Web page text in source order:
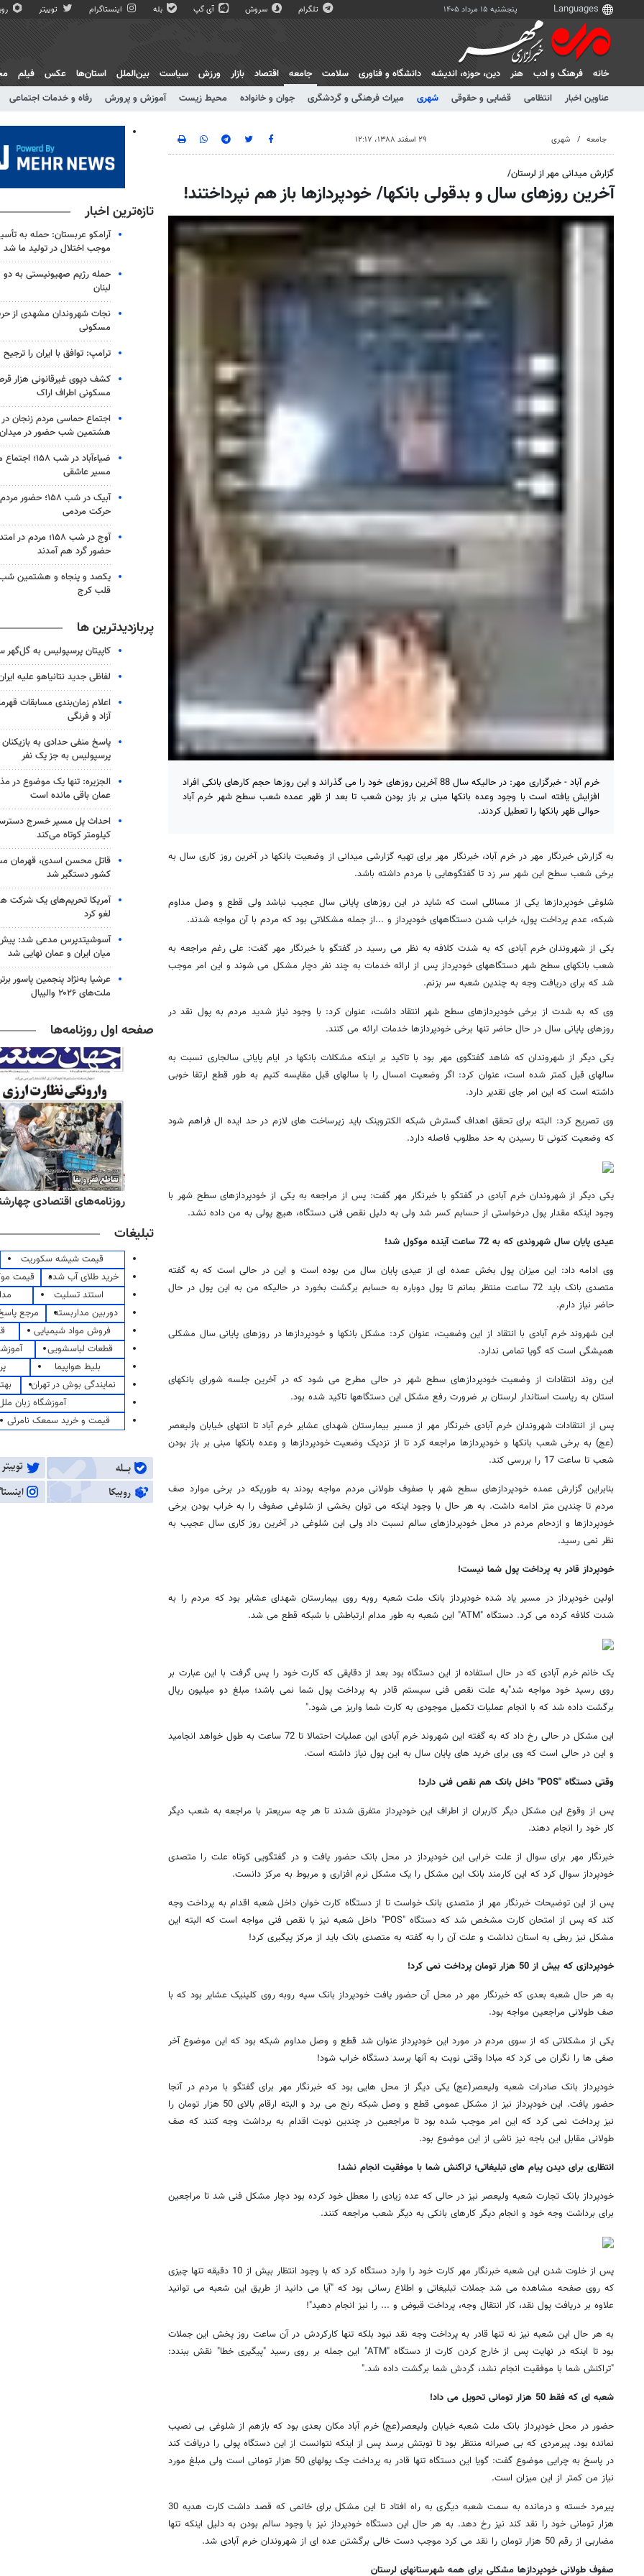
پنجشنبه ۱۵ مرداد ۱۴۰۵ تلگرام سروش آی گپ بله اینستاگرام توییتر
خانه فرهنگ و ادب هنر دين، حوزه، انديشه دانشگاه و فناوری سلامت
جامعه
عناوین اخبار
انتظامی قضایی و حقوقی شهری میراث فرهنگی و گردشگری جوان و خانواده محیط زیست آموزش و پرورش رفاه و خدمات اجتماعی
اقتصاد بازار ورزش سیاست بین‌الملل استان‌ها عکس فیلم
جامعه شهری ۲۹ اسفند ۱۳۸۸، ۱۲:۱۷
گزارش میدانی مهر از لرستان/
آخرین روزهای سال و بدقولی بانکها/ خودپردازها باز هم نپرداختند!
خرم آباد - خبرگزاری مهر: در حالیکه سال 88 آخرین روزهای خود را می گذراند و این روزها حجم کارهای بانکی افراد
افزایش یافته است با وجود وعده بانکها مبنی بر باز بودن شعب تا بعد از ظهر عمده شعب سطح شهر خرم آباد
حوالی ظهر بانکها را تعطیل کردند.
به گزارش خبرنگار مهر در خرم آباد، خبرنگار مهر برای تهیه گزارشی میدانی از وضعیت بانکها در آخرین روز کاری سال به
برخی شعب سطح این شهر سر زد تا گفتگوهایی با مردم داشته باشد.
شلوغی خودپردازها یکی از مسائلی است که شاید در این روزهای پایانی سال عجیب نباشد ولی قطع و وصل مداوم
شبکه، عدم پرداخت پول، خراب شدن دستگاههای خودپرداز و ...از جمله مشکلاتی بود که مردم با آن مواجه شدند.
یکی از شهروندان خرم آبادی که به شدت کلافه به نظر می رسید در گفتگو با خبرنگار مهر گفت: علی رغم مراجعه به
شعب بانکهای سطح شهر دستگاههای خودپرداز پس از ارائه خدمات به چند نفر دچار مشکل می شوند و این امر موجب
شد که برای دریافت وجه به چندین شعبه سر بزنم.
وی که به شدت از برخی خودپردازهای سطح شهر انتقاد داشت، عنوان کرد: با وجود نیاز شدید مردم به پول نقد در
روزهای پایانی سال در حال حاضر تنها برخی خودپردازها خدمات ارائه می کنند.
یکی دیگر از شهروندان که شاهد گفتگوی مهر بود با تاکید بر اینکه مشکلات بانکها در ایام پایانی سالجاری نسبت به
سالهای قبل کمتر شده است، عنوان کرد: اگر وضعیت امسال را با سالهای قبل مقایسه کنیم به طور قطع ارتقا خوبی
داشته است که این امر جای تقدیر دارد.
وی تصریح کرد: البته برای تحقق اهداف گسترش شبکه الکتروینک باید زیرساخت های لازم در حد ایده ال فراهم شود
که وضعیت کنونی تا رسیدن به حد مطلوب فاصله دارد.
یکی دیگر از شهروندان خرم آبادی در گفتگو با خبرنگار مهر گفت: پس از مراجعه به یکی از خودپردازهای سطح شهر با
وجود اینکه مقدار پول درخواستی از حسابم کسر شد ولی به دلیل نقص فنی دستگاه، هیچ پولی به من داده نشد.
عیدی پایان سال شهروندی که به 72 ساعت آینده موکول شد!
وی ادامه داد: این میزان پول بخش عمده ای از عیدی پایان سال من بوده است و این در حالی است که به گفته
متصدی بانک باید 72 ساعت منتظر بمانم تا پول دوباره به حسابم برگشت بخورد در حالیکه من به این پول در حال
حاضر نیاز دارم.
این شهروند خرم آبادی با انتقاد از این وضعیت، عنوان کرد: مشکل بانکها و خودپردازها در روزهای پایانی سال مشکلی
همیشگی است که گویا تمامی ندارد.
این روند انتقادات از وضعیت خودپردازهای سطح شهر در حالی مطرح می شود که در آخرین جلسه شورای بانکهای
استان به ریاست استاندار لرستان بر ضرورت رفع مشکل این دستگاهها تاکید شده بود.
پس از انتقادات شهروندان خرم آبادی خبرنگار مهر از مسیر بیمارستان شهدای عشایر خرم آباد تا انتهای خیابان ولیعصر
(عج) به برخی شعب بانکها و خودپردازها مراجعه کرد تا از نزدیک وضعیت خودپردازها و وعده بانکها مبنی بر باز بودن
شعب تا ساعت 17 را بررسی کند.
بنابراین گزارش عمده خودپردازهای سطح شهر با صفوف طولانی مردم مواجه بودند به طوریکه در برخی موارد صف
مردم تا چندین متر ادامه داشت. به هر حال با وجود اینکه می توان بخشی از شلوغی صفوف را به خراب بودن برخی
خودپردازها و ازدحام مردم در محل خودپردازهای سالم نسبت داد ولی این شلوغی در آخرین روز کاری سال عجیب به
نظر نمی رسید.
خودپرداز قادر به پرداخت پول شما نیست!
اولین خودپرداز در مسیر یاد شده خودپرداز بانک ملت شعبه روبه روی بیمارستان شهدای عشایر بود که مردم را به
شدت کلافه کرده می کرد. دستگاه "ATM" این شعبه به طور مدام ارتباطش با شبکه قطع می شد.
یک خانم خرم آبادی که در حال استفاده از این دستگاه بود بعد از دقایقی که کارت خود را پس گرفت با این عبارت بر
روی رسید خود مواجه شد"به علت نقص فنی سیستم قادر به پرداخت پول شما نمی باشد؛ مبلغ دو میلیون ریال
برگشت داده شد که با انجام عملیات تکمیل موجودی به کارت شما واریز می شود."
این مشکل در حالی رخ داد که به گفته این شهروند خرم آبادی این عملیات احتمالا تا 72 ساعت به طول خواهد انجامید
و این در حالی است که وی برای خرید های پایان سال به این پول نیاز داشته است.
وقتی دستگاه "POS" داخل بانک هم نقص فنی دارد!
پس از وقوع این مشکل دیگر کاربران از اطراف این خودپرداز متفرق شدند تا هر چه سریعتر با مراجعه به شعب دیگر
کار خود را انجام دهند.
خبرنگار مهر برای سوال از علت خرابی این خودپرداز در محل بانک حضور یافت و در گفتگویی کوتاه علت را متصدی
خودپرداز سوال کرد که این کارمند بانک این مشکل را یک مشکل نرم افزاری و مربوط به مرکز دانست.
پس از این توضیحات خبرنگار مهر از متصدی بانک خواست تا از دستگاه کارت خوان داخل شعبه اقدام به پرداخت وجه
کند که پس از امتحان کارت مشخص شد که دستگاه "POS" داخل شعبه نیز با نقص فنی مواجه است که البته این
مشکل نیز ربطی به استان نداشت و علت آن را به گفته به متصدی بانک باید از مرکز پیگیری کرد!
خودپردازی که بیش از 50 هزار تومان پرداخت نمی کرد!
به هر حال شعبه بعدی که خبرنگار مهر در محل آن حضور یافت خودپرداز بانک سپه روبه روی کلینیک عشایر بود که با
صف طولانی مراجعین مواجه بود.
یکی از مشکلاتی که از سوی مردم در مورد این خودپرداز عنوان شد قطع و وصل مداوم شبکه بود که این موضوع آخر
صفی ها را نگران می کرد که مبادا وقتی نوبت به آنها برسد دستگاه خراب شود!
خودپرداز بانک صادرات شعبه ولیعصر(عج) یکی دیگر از محل هایی بود که خبرنگار مهر برای گفتگو با مردم در آنجا
حضور یافت. این خودپرداز نیز از مشکل عمومی قطع و وصل شبکه رنج می برد و البته ارقام بالای 50 هزار تومان را
نیز پرداخت نمی کرد که این امر موجب شده بود تا مراجعین در چندین نوبت اقدام به برداشت وجه کنند که صف
طولانی مقابل این باجه نیز ناشی از این موضوع بود.
انتظاری برای دیدن پیام های تبلیغاتی؛ تراکنش شما با موفقیت انجام نشد!
خودپرداز بانک تجارت شعبه ولیعصر نیز در حالی که عده زیادی را معطل خود کرده بود دچار مشکل فنی شد تا مراجعین
برای برداشت وجه خود و انجام دیگر کارهای بانکی به دیگر شعب مراجعه کنند.
پس از خلوت شدن این شعبه خبرنگار مهر کارت خود را وارد دستگاه کرد که با وجود انتظار بیش از 10 دقیقه تنها چیزی
که روی صفحه مشاهده می شد جملات تبلیغاتی و اطلاع رسانی بود که "آیا می دانید از طریق این شعبه می توانید
علاوه بر دریافت پول نقد، کار انتقال وجه، پرداخت قبوض و ... را نیز انجام دهید"!
به هر حال این شعبه نیز نه تنها قادر به پرداخت وجه نقد نبود بلکه تنها کارکردش در آن ساعت روز پخش این جملات
بود تا اینکه در نهایت پس از خارج کردن کارت از دستگاه "ATM" این جمله بر روی رسید "پیگیری خطا" نقش ببندد:
"تراکنش شما با موفقیت انجام نشد، گردش شما برگشت داده شد."
شعبه ای که فقط 50 هزار تومانی تحویل می داد!
حضور در محل خودپرداز بانک ملت شعبه خیابان ولیعصر(عج) خرم آباد مکان بعدی بود که بازهم از شلوغی بی نصیب
نمانده بود. پیرمردی که بی صبرانه منتظر بود تا نوبتش برسد پس از اینکه نتوانست از این دستگاه پولی را دریافت کند
در پاسخ به چرایی موضوع گفت: گویا این دستگاه تنها قادر به پرداخت چک پولهای 50 هزار تومانی است ولی مبلغ مورد
نیاز من کمتر از این میزان است.
پیرمرد خسته و درمانده به سمت شعبه دیگری به راه افتاد تا این مشکل برای خانمی که قصد داشت کارت هدیه 30
هزار تومانی خود را نقد کند نیز رخ دهد. به هر حال این دستگاه خودپرداز نیز با وجود سالم بودن به دلیل اینکه تنها
مضاربی از رقم 50 هزار تومان را نقد می کرد موجب دست خالی برگشتن عده ای از شهروندان خرم آبادی شد.
صفوف طولانی خودپردازها مشکلی برای همه شهرستانهای لرستان
تازه‌ترین اخبار
آرامکو عربستان: حمله به
موجب اختلال در تولید ما شد
حمله رژیم صهیونیستی به
لبنان
نجات شهروندان مشهدی از
مسکونی
ترامپ: توافق با ایران را
کشف دپوی غیرقانونی هزار
مسکونی اطراف اراک
اجتماع حماسی مردم زنجان
هشتمین شب حضور در میدان
ضیاء‌آباد در شب
مسیر عاشقی
آبیک در شب ۱۵۸؛
حرکت مردمی
آوج در شب ۱۵۸؛
حضور گرد هم آمدند
یکصد و پنجاه و هشتمین
قلب کرج
پربازدیدترین ها
کاپیتان پرسپولیس به
لفاظی جدید نتانیاهو علیه
اعلام زمان‌بندی مسابقات
آزاد و فرنگی
پاسخ منفی حدادی به بازیکنان
پرسپولیس به جز یک نفر
الجزیره: تنها یک موضوع در
عمان باقی مانده است
کیلومتر کوتاه می‌کند
قاتل محسن اسدی، قهرمان
کشور دستگیر شد
آمریکا تحریم‌های یک شرکت
لغو کرد
آسوشیتدپرس مدعی شد:
میان ایران و عمان نهایی شد
عرشیا به‌نژاد پنجمین پاسور
ملت‌های ۲۰۲۶ والیبال
صفحه اول روزنامه‌ها
روزنامه‌های صبح چهارشنبه ۱۴ مرداد ۱۴۰۵ روزنامه‌های اقتصادی چهارشنبه ۱۴ مرداد ۱۴۰۵ روزنامه‌های ورزشی چهارشنبه ۱۴ مرداد
تبلیغات
قیمت شیشه سکوریت
خرید طلای آب شده
قیمت
استند تسلیت
دوربین مداربسته
مرجع
فروش مواد شیمیایی
قطعات لباسشویی
بلیط هواپیما
نمایندگی بوش در تهران
آموزشگاه زبان
قیمت و خرید سمعک نامرئی